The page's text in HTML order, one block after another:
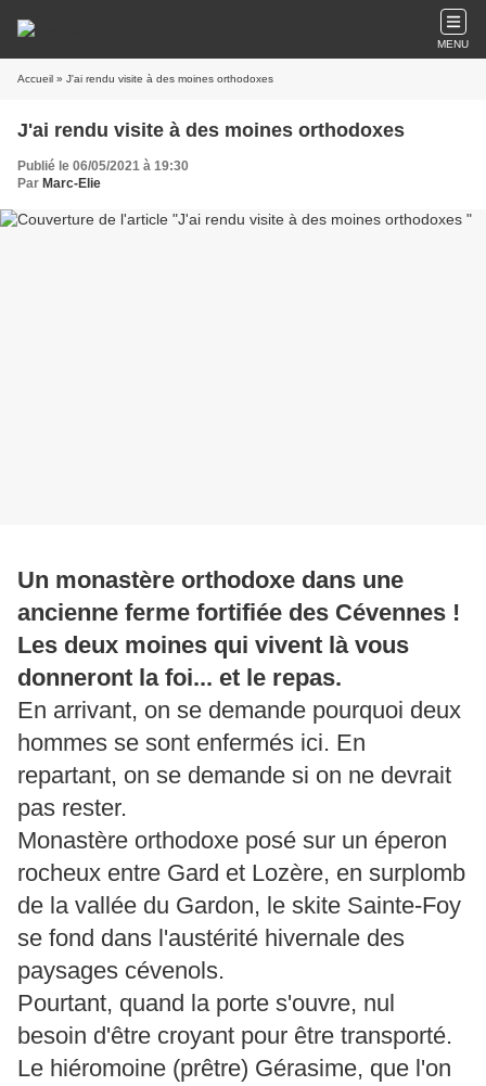
MENU
Accueil » J'ai rendu visite à des moines orthodoxes
J'ai rendu visite à des moines orthodoxes
Publié le 06/05/2021 à 19:30
Par Marc-Elie
Un monastère orthodoxe dans une
ancienne ferme fortifiée des Cévennes !
Les deux moines qui vivent là vous
donneront la foi... et le repas.
En arrivant, on se demande pourquoi deux
hommes se sont enfermés ici. En
repartant, on se demande si on ne devrait
pas rester.
Monastère orthodoxe posé sur un éperon
rocheux entre Gard et Lozère, en surplomb
de la vallée du Gardon, le skite Sainte-Foy
se fond dans l'austérité hivernale des
paysages cévenols.
Pourtant, quand la porte s'ouvre, nul
besoin d'être croyant pour être transporté.
Le hiéromoine (prêtre) Gérasime, que l'on